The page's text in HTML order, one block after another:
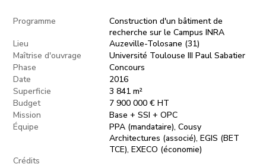
Programme
Construction d'un bâtiment de
recherche sur le Campus INRA
Lieu
Auzeville-Tolosane (31)
Maîtrise d'ouvrage
Université Toulouse III Paul Sabatier
Phase
Concours
Date
2016
Superficie
3 841 m²
Budget
7 900 000 € HT
Mission
Base + SSI + OPC
Équipe
PPA (mandataire), Cousy
Architectures (associé), EGIS (BET
TCE), EXECO (économie)
Crédits